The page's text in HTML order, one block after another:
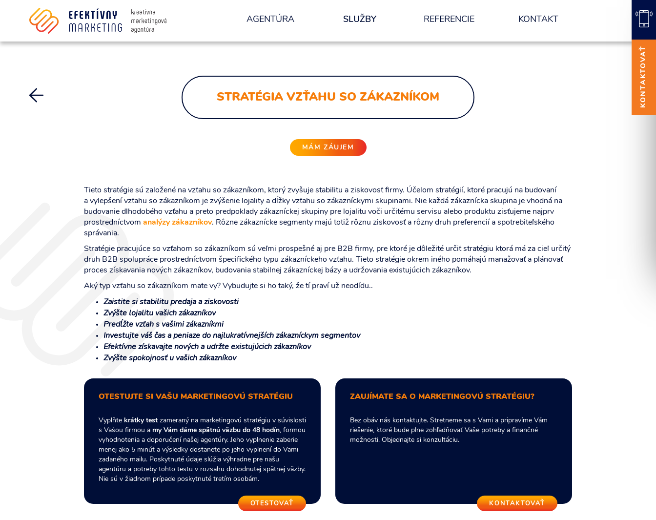
AGENTÚRA SLUŽBY REFERENCIE KONTAKT
STRATÉGIA VZŤAHU SO ZÁKAZNÍKOM
MÁM ZÁUJEM
Tieto stratégie sú založené na vzťahu so zákazníkom, ktorý zvyšuje stabilitu a ziskovosť firmy. Účelom stratégií, ktoré pracujú na budovaní
a vylepšení vzťahu so zákazníkom je zvýšenie lojality a dĺžky vzťahu so zákazníckymi skupinami. Nie každá zákaznícka skupina je vhodná na
budovanie dlhodobého vzťahu a preto predpoklady zákazníckej skupiny pre lojalitu voči určitému servisu alebo produktu zisťujeme najprv
prostredníctvom analýzy zákazníkov. Rôzne zákaznícke segmenty majú totiž rôznu ziskovosť a rôzny druh preferencií a spotrebiteľského
správania.
Stratégie pracujúce so vzťahom so zákazníkom sú veľmi prospešné aj pre B2B firmy, pre ktoré je dôležité určiť stratégiu ktorá má za cieľ určitý
druh B2B spolupráce prostredníctvom špecifického typu zákazníckeho vzťahu. Tieto stratégie okrem iného pomáhajú manažovať a plánovať
proces získavania nových zákazníkov, budovania stabilnej zákazníckej bázy a udržovania existujúcich zákazníkov.
Aký typ vzťahu so zákazníkom mate vy? Vybudujte si ho taký, že tí praví už neodídu..
Zaistite si stabilitu predaja a ziskovosti
Zvýšte lojalitu vašich zákazníkov
Predĺžte vzťah s vašimi zákazníkmi
Investujte váš čas a peniaze do najlukratívnejších zákazníckym segmentov
Efektívne získavajte nových a udržte existujúcich zákazníkov
Zvýšte spokojnosť u vašich zákazníkov
OTESTUJTE SI VAŠU MARKETINGOVÚ STRATÉGIU
Vyplňte krátky test zameraný na marketingovú stratégiu v súvislosti
s Vašou firmou a my Vám dáme spätnú väzbu do 48 hodín, formou
vyhodnotenia a doporučení našej agentúry. Jeho vyplnenie zaberie
menej ako 5 minút a výsledky dostanete po jeho vyplnení do Vami
zadaného mailu. Poskytnuté údaje slúžia výhradne pre našu
agentúru a potreby tohto testu v rozsahu dohodnutej spätnej väzby.
Nie sú v žiadnom prípade poskytnuté tretím osobám.
OTESTOVAŤ
ZAUJÍMATE SA O MARKETINGOVÚ STRATÉGIU?
Bez obáv nás kontaktujte. Stretneme sa s Vami a pripravíme Vám
riešenie, ktoré bude plne zohľadňovať Vaše potreby a finančné
možnosti. Objednajte si konzultáciu.
KONTAKTOVAŤ
KONTAKTOVAŤ
Súhlasím so spracovaním osobných informácií.